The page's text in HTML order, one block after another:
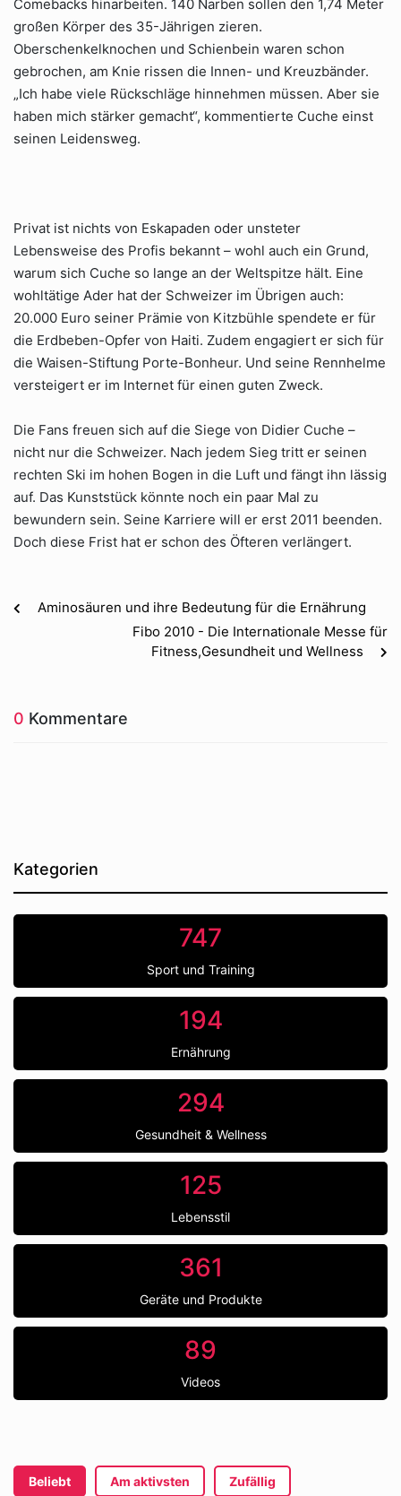
Comebacks hinarbeiten. 140 Narben sollen den 1,74 Meter
großen Körper des 35-Jährigen zieren.
Oberschenkelknochen und Schienbein waren schon
gebrochen, am Knie rissen die Innen- und Kreuzbänder.
„Ich habe viele Rückschläge hinnehmen müssen. Aber sie
haben mich stärker gemacht“, kommentierte Cuche einst
seinen Leidensweg.
Privat ist nichts von Eskapaden oder unsteter
Lebensweise des Profis bekannt – wohl auch ein Grund,
warum sich Cuche so lange an der Weltspitze hält. Eine
wohltätige Ader hat der Schweizer im Übrigen auch:
20.000 Euro seiner Prämie von Kitzbühle spendete er für
die Erdbeben-Opfer von Haiti. Zudem engagiert er sich für
die Waisen-Stiftung Porte-Bonheur. Und seine Rennhelme
versteigert er im Internet für einen guten Zweck.
Die Fans freuen sich auf die Siege von Didier Cuche –
nicht nur die Schweizer. Nach jedem Sieg tritt er seinen
rechten Ski im hohen Bogen in die Luft und fängt ihn lässig
auf. Das Kunststück könnte noch ein paar Mal zu
bewundern sein. Seine Karriere will er erst 2011 beenden.
Doch diese Frist hat er schon des Öfteren verlängert.
Aminosäuren und ihre Bedeutung für die Ernährung
Fibo 2010 - Die Internationale Messe für
Fitness,Gesundheit und Wellness
0 Kommentare
Kategorien
747
Sport und Training
194
Ernährung
294
Gesundheit & Wellness
125
Lebensstil
361
Geräte und Produkte
89
Videos
Beliebt Am aktivsten Zufällig